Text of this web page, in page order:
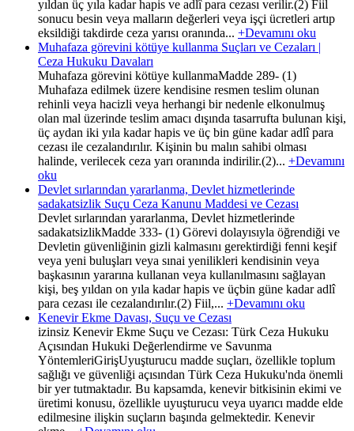
yıldan üç yıla kadar hapis ve adlî para cezası verilir.(2) Fiil
sonucu besin veya malların değerleri veya işçi ücretleri artıp
eksildiği takdirde ceza yarısı oranında... +Devamını oku
Muhafaza görevini kötüye kullanma Suçları ve Cezaları |
Ceza Hukuku Davaları
Muhafaza görevini kötüye kullanmaMadde 289- (1)
Muhafaza edilmek üzere kendisine resmen teslim olunan
rehinli veya hacizli veya herhangi bir nedenle elkonulmuş
olan mal üzerinde teslim amacı dışında tasarrufta bulunan kişi,
üç aydan iki yıla kadar hapis ve üç bin güne kadar adlî para
cezası ile cezalandırılır. Kişinin bu malın sahibi olması
halinde, verilecek ceza yarı oranında indirilir.(2)... +Devamını
oku
Devlet sırlarından yararlanma, Devlet hizmetlerinde
sadakatsizlik Suçu Ceza Kanunu Maddesi ve Cezası
Devlet sırlarından yararlanma, Devlet hizmetlerinde
sadakatsizlikMadde 333- (1) Görevi dolayısıyla öğrendiği ve
Devletin güvenliğinin gizli kalmasını gerektirdiği fenni keşif
veya yeni buluşları veya sınai yenilikleri kendisinin veya
başkasının yararına kullanan veya kullanılmasını sağlayan
kişi, beş yıldan on yıla kadar hapis ve üçbin güne kadar adlî
para cezası ile cezalandırılır.(2) Fiil,... +Devamını oku
Kenevir Ekme Davası, Suçu ve Cezası
izinsiz Kenevir Ekme Suçu ve Cezası: Türk Ceza Hukuku
Açısından Hukuki Değerlendirme ve Savunma
YöntemleriGirişUyuşturucu madde suçları, özellikle toplum
sağlığı ve güvenliği açısından Türk Ceza Hukuku'nda önemli
bir yer tutmaktadır. Bu kapsamda, kenevir bitkisinin ekimi ve
üretimi konusu, özellikle uyuşturucu veya uyarıcı madde elde
edilmesine ilişkin suçların başında gelmektedir. Kenevir